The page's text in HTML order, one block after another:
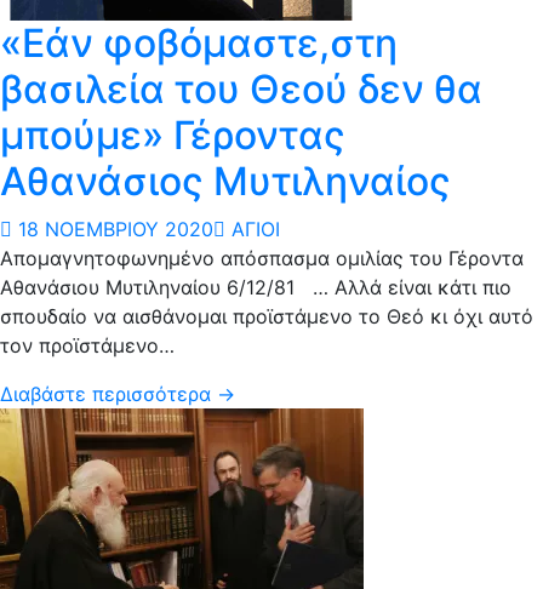
«Εάν φοβόμαστε,στη
βασιλεία του Θεού δεν θα
μπούμε» Γέροντας
Αθανάσιος Μυτιληναίος
18 ΝΟΕΜΒΡΊΟΥ 2020
ΆΓΙΟΙ
Απομαγνητοφωνημένο απόσπασμα ομιλίας του Γέροντα
Αθανάσιου Μυτιληναίου 6/12/81 … Αλλά είναι κάτι πιο
σπουδαίο να αισθάνομαι προϊστάμενο το Θεό κι όχι αυτό
τον προϊστάμενο…
Διαβάστε περισσότερα →